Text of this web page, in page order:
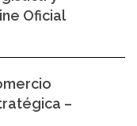
Oficial
–